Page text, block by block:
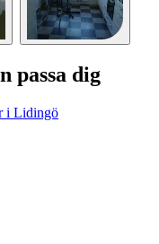
passa dig
i Lidingö